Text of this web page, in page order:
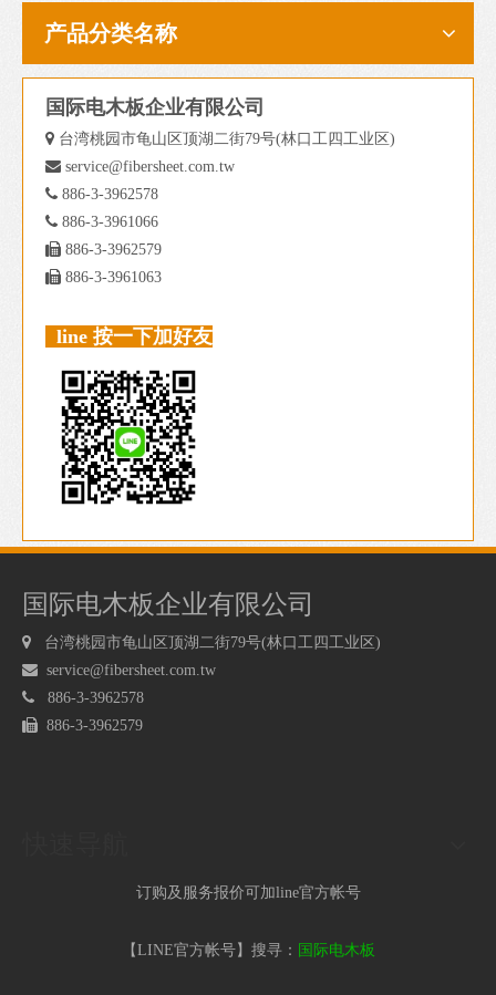
产品分类名称
国际电木板企业有限公司
 台湾桃园市龟山区顶湖二街79号(林口工四工业区)
 service@fibersheet.com.tw
 886-3-3962578
 886-3-3961066
 886-3-3962579
 886-3-3961063
line 按一下加好友
国际电木板企业有限公司
 台湾桃园市龟山区顶湖二街79号(林口工四工业区)
 service@fibersheet.com.tw
 886-3-3962578
 886-3-3962579
订购及服务报价可加line官方帐号
【LINE官方帐号】搜寻： 国际电木板